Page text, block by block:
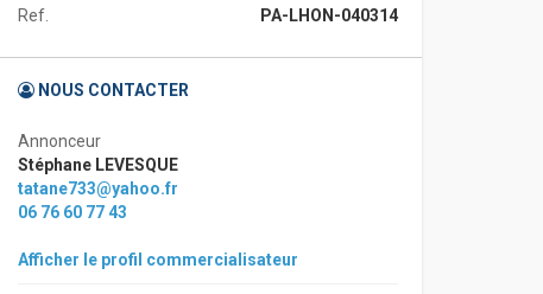
Ref. PA-LHON-040314
NOUS CONTACTER
Annonceur
Stéphane LEVESQUE
tatane733@yahoo.fr
06 76 60 77 43
Afficher le profil commercialisateur